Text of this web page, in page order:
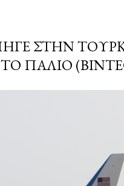
ΣΤΗΝ
ΤΟ ΠΑΛΙΌ